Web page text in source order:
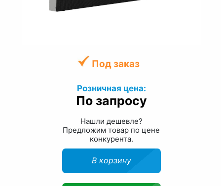
Под заказ
Розничная цена:
По запросу
Нашли дешевле?
Предложим товар по цене
конкурента.
В корзину